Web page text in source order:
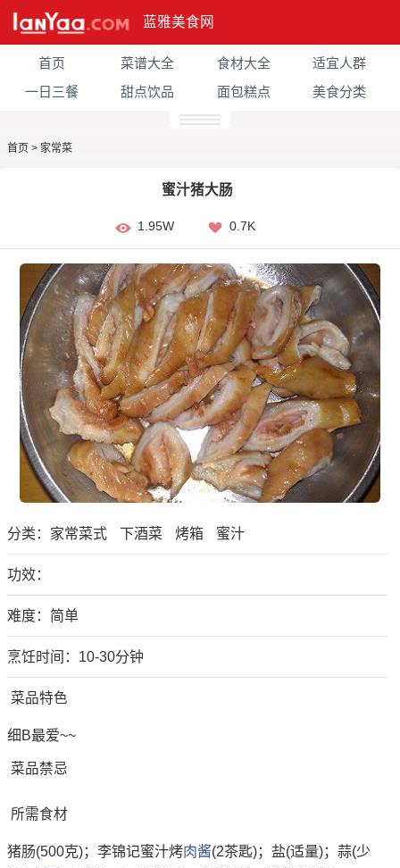
蓝雅美食网
首页 菜谱大全 食材大全
适宜人群
一日三餐
甜点饮品 面包糕点 美食分类
首页 > 家常菜
蜜汁猪大肠
1.95W 0.7K
分类： 家常菜式 下酒菜 烤箱 蜜汁
功效：
难度：简单
烹饪时间：10-30分钟
菜品特色
细B最爱~~
菜品禁忌
所需食材
猪肠(500克)；李锦记蜜汁烤肉酱(2茶匙)；盐(适量)；蒜(少